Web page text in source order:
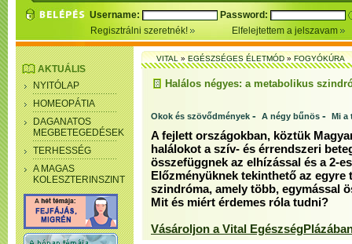
Username:
Password:
Regisztrálni szeretnék!
Elfelejtettem a jelszavam
AKTUÁLIS
NYITÓLAP
HOMEOPÁTIA
DAGANATOS
MEGBETEGEDÉSEK
TERHESSÉG
A MAGAS
KOLESZTERINSZINT
VITAL»EGÉSZSÉGES ÉLETMÓD»FOGYÓKÚRA
Halálos négyes: a metabolikus
Okok és szövődmények - A négy bűnös - Mi a
A fejlett országokban, köztük
halálokot a szív- és érrendszeri
összefüggnek az elhízással és a 2-
Előzményüknek tekinthető az
szindróma, amely több, egymással
Mit és miért érdemes róla tudni?
Vásároljon a Vital